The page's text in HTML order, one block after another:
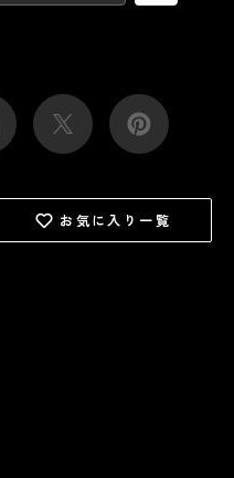
お気に入り一覧